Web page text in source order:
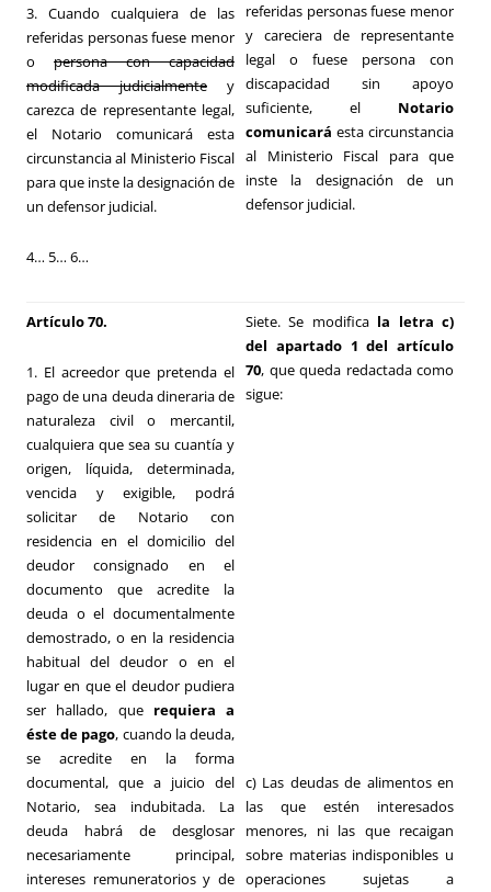
3. Cuando cualquiera de las
referidas personas fuese menor
o persona con capacidad
modificada judicialmente y
carezca de representante legal,
el Notario comunicará esta
circunstancia al Ministerio Fiscal
para que inste la designación de
un defensor judicial.
4… 5… 6…
referidas personas fuese menor
y careciera de representante
legal o fuese persona con
discapacidad sin apoyo
suficiente, el Notario
comunicará esta circunstancia
al Ministerio Fiscal para que
inste la designación de un
defensor judicial.
Artículo 70.
1. El acreedor que pretenda el
pago de una deuda dineraria de
naturaleza civil o mercantil,
cualquiera que sea su cuantía y
origen, líquida, determinada,
vencida y exigible, podrá
solicitar de Notario con
residencia en el domicilio del
deudor consignado en el
documento que acredite la
deuda o el documentalmente
demostrado, o en la residencia
habitual del deudor o en el
lugar en que el deudor pudiera
ser hallado, que requiera a
éste de pago, cuando la deuda,
se acredite en la forma
documental, que a juicio del
Notario, sea indubitada. La
deuda habrá de desglosar
necesariamente principal,
intereses remuneratorios y de
Siete. Se modifica la letra c)
del apartado 1 del artículo
70, que queda redactada como
sigue:
c) Las deudas de alimentos en
las que estén interesados
menores, ni las que recaigan
sobre materias indisponibles u
operaciones sujetas a